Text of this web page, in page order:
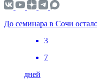
До семинара в Сочи
3
7
дней